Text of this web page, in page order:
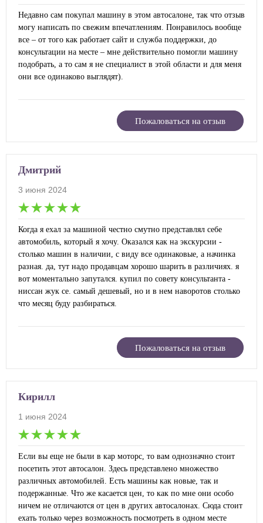
Недавно сам покупал машину в этом автосалоне, так что отзыв
могу написать по свежим впечатлениям. Понравилось вообще
все – от того как работает сайт и служба поддержки, до
консультации на месте – мне действительно помогли машину
подобрать, а то сам я не специалист в этой области и для меня
они все одинаково выглядят).
Пожаловаться на отзыв
Дмитрий
3 июня 2024
Когда я ехал за машиной честно смутно представлял себе
автомобиль, который я хочу. Оказался как на экскурсии -
столько машин в наличии, с виду все одинаковые, а начинка
разная. да, тут надо продавцам хорошо шарить в различиях. я
вот моментально запутался. купил по совету консультанта -
ниссан жук се. самый дешевый, но и в нем наворотов столько
что месяц буду разбираться.
Пожаловаться на отзыв
Кирилл
1 июня 2024
Если вы еще не были в кар моторс, то вам однозначно стоит
посетить этот автосалон. Здесь представлено множество
различных автомобилей. Есть машины как новые, так и
подержанные. Что же касается цен, то как по мне они особо
ничем не отличаются от цен в других автосалонах. Сюда стоит
ехать только через возможность посмотреть в одном месте